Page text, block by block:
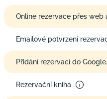
Online rezervace přes web
Emailové potvrzení
Přidání rezervací do
Rezervační kniha